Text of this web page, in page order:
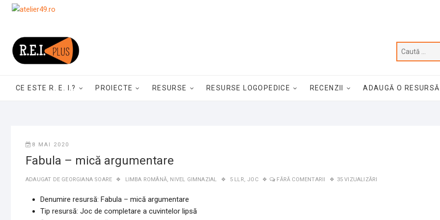
Skip
CE ESTE R. E. I.? PROIECTE RESURSE RESURSE LOGOPEDICE RECENZII ADAUGĂ O RESURSĂ
8 MAI 2020
Fabula – mică argumentare
ADAUGAT DE GEORGIANA SOARE LIMBA ROMÂNĂ, NIVEL GIMNAZIAL 5 LLR, JOC FĂRĂ COMENTARII 35 VIZUALIZĂRI
Denumire resursă: Fabula – mică argumentare
Tip resursă: Joc de completare a cuvintelor lipsă